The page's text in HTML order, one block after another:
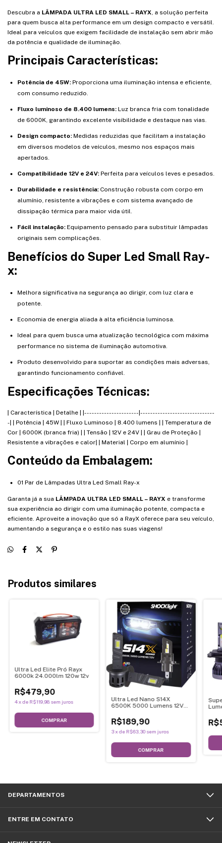
Descubra a LÂMPADA ULTRA LED SMALL – RAYX , a solução perfeita
para quem busca alta performance em um design compacto e versátil.
Ideal para veículos que exigem facilidade de instalação sem abrir mão
da potência e qualidade de iluminação.
Principais Características:
Potência de 45W: Proporciona uma iluminação intensa e eficiente,
com consumo reduzido.
Fluxo luminoso de 8.400 lumens: Luz branca fria com tonalidade
de 6000K, garantindo excelente visibilidade e destaque nas vias.
Design compacto: Medidas reduzidas que facilitam a instalação
em diversos modelos de veículos, mesmo nos espaços mais
apertados.
Compatibilidade 12V e 24V: Perfeita para veículos leves e pesados.
Durabilidade e resistência: Construção robusta com corpo em
alumínio, resistente a vibrações e com sistema avançado de
dissipação térmica para maior vida útil.
Fácil instalação: Equipamento pensado para substituir lâmpadas
originais sem complicações.
Benefícios do Super Led Small Ray-
x:
Melhora significativa na segurança ao dirigir, com luz clara e
potente.
Economia de energia aliada à alta eficiência luminosa.
Ideal para quem busca uma atualização tecnológica com máxima
performance no sistema de iluminação automotiva.
Produto desenvolvido para suportar as condições mais adversas,
garantindo funcionamento confiável.
Especificações Técnicas:
| Característica | Detalhe | |----------------------|------------------------------
-| | Potência | 45W | | Fluxo Luminoso | 8.400 lumens | | Temperatura de
Cor | 6000K (branca fria) | | Tensão | 12V e 24V | | Grau de Proteção |
Resistente a vibrações e calor| | Material | Corpo em alumínio |
Conteúdo da Embalagem:
01 Par de Lâmpadas Ultra Led Small Ray-x
Garanta já a sua LÂMPADA ULTRA LED SMALL – RAYX e transforme
sua experiência ao dirigir com uma iluminação potente, compacta e
eficiente. Aproveite a inovação que só a RayX oferece para seu veículo,
aumentando a segurança e o estilo nas suas viagens!
Produtos similares
Ultra Led Elite Pró Rayx
6000k 24.000lm 120w 12v
R$479,90
4 xdeR$119,98 sem juros
COMPRAR
Ultra Led Nano S14X
6500K 5000 Lumens 12V
R$189,90
3 xdeR$63,30 sem juros
COMPRAR
DEPARTAMENTOS
ENTRE EM CONTATO